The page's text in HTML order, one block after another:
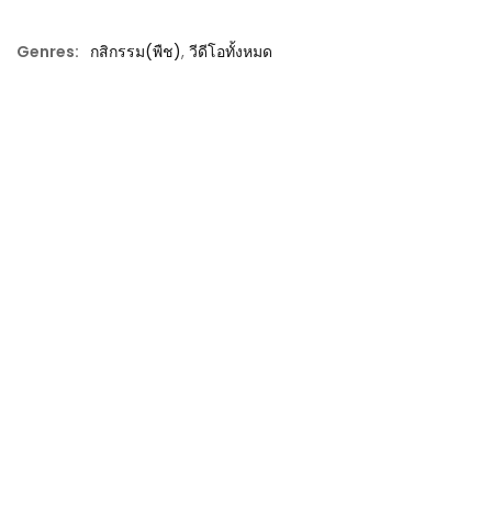
Genres: กสิกรรม(พืช), วีดีโอทั้งหมด